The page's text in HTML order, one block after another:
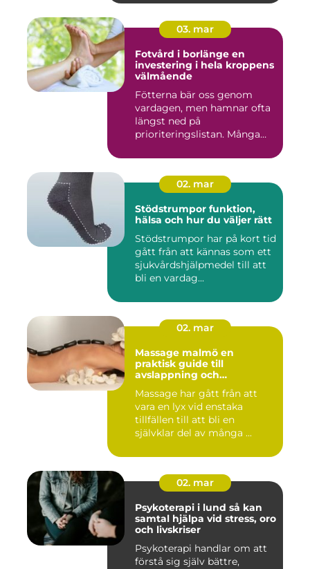
03. mar
Fotvård i borlänge en
investering i hela kroppens
välmående
Fötterna bär oss genom
vardagen, men hamnar ofta
längst ned på
prioriteringslistan. Många
02. mar
Stödstrumpor funktion,
hälsa och hur du väljer rätt
Stödstrumpor har på kort tid
gått från att kännas som ett
sjukvårdshjälpmedel till att
bli en vardag...
02. mar
Massage malmö en
praktisk guide till
avslappning och
Massage har gått från att
vara en lyx vid enstaka
tillfällen till att bli en
självklar del av många ...
02. mar
Psykoterapi i lund så kan
samtal hjälpa vid stress, oro
och livskriser
Psykoterapi handlar om att
förstå sig själv bättre,